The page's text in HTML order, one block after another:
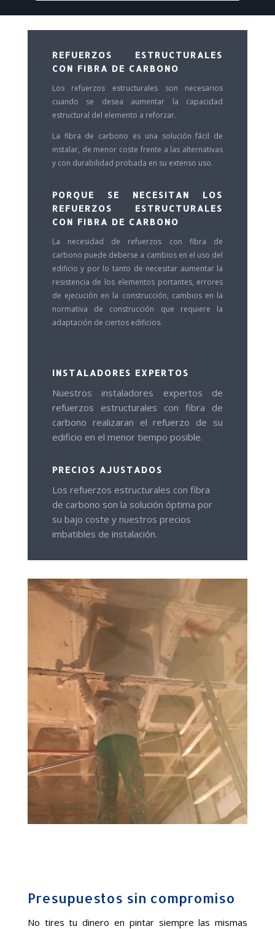
REFUERZOS ESTRUCTURALES
CON FIBRA DE CARBONO
Los refuerzos estructurales son necesarios
cuando se desea aumentar la capacidad
estructural del elemento a reforzar.
La fibra de carbono es una solución fácil de
instalar, de menor coste frente a las alternativas
y con durabilidad probada en su extenso uso.
PORQUE SE NECESITAN LOS
REFUERZOS ESTRUCTURALES
CON FIBRA DE CARBONO
La necesidad de refuerzos con fibra de
carbono puede deberse a cambios en el uso del
edificio y por lo tanto de necesitar aumentar la
resistencia de los elementos portantes, errores
de ejecución en la construcción, cambios en la
normativa de construcción que requiere la
adaptación de ciertos edificios.
INSTALADORES EXPERTOS
Nuestros instaladores expertos de
refuerzos estructurales con fibra de
carbono realizaran el refuerzo de su
edificio en el menor tiempo posible.
PRECIOS AJUSTADOS
Los refuerzos estructurales con fibra
de carbono son la solución óptima por
su bajo coste y nuestros precios
imbatibles de instalación.
Presupuestos sin compromiso
No tires tu dinero en pintar siempre las mismas